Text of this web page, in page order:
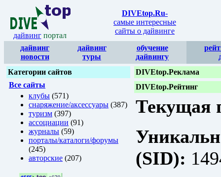
дайвинг портал
DIVEtop.Ru-
самые интересные
сайты о дайвинге
дайвинг
новости
дайвинг
туры
обучение
дайвингу
Категории сайтов
Все сайты
клубы (571)
снаряжение/аксессуары (387)
туризм (397)
ассоциации (91)
журналы (59)
порталы/каталоги/форумы
(245)
авторские (207)
DIVEtop.Реклама
DIVEtop.Рейтинг
Текущая
(SID):